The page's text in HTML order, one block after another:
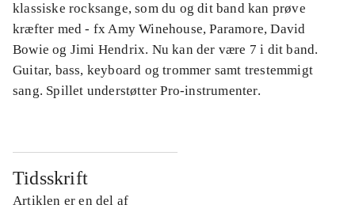
klassiske rocksange, som du og dit band kan prøve
kræfter med - fx Amy Winehouse, Paramore, David
Bowie og Jimi Hendrix. Nu kan der være 7 i dit band.
Guitar, bass, keyboard og trommer samt trestemmigt
sang. Spillet understøtter Pro-instrumenter.
Tidsskrift
Artiklen er en del af